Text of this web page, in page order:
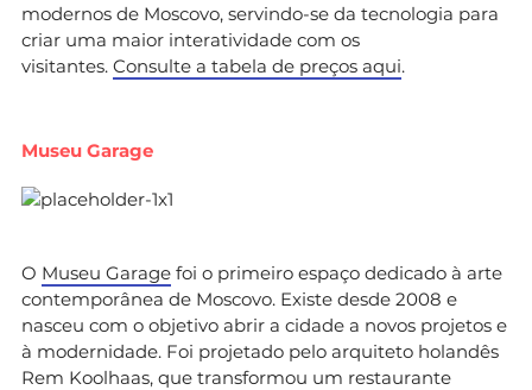
modernos de Moscovo, servindo-se da tecnologia para
criar uma maior interatividade com os
visitantes. Consulte a tabela de preços aqui.
Museu Garage
O Museu Garage foi o primeiro espaço dedicado à arte
contemporânea de Moscovo. Existe desde 2008 e
nasceu com o objetivo abrir a cidade a novos projetos e
à modernidade. Foi projetado pelo arquiteto holandês
Rem Koolhaas, que transformou um restaurante